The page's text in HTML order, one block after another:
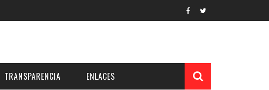
TRANSPARENCIA ENLACES